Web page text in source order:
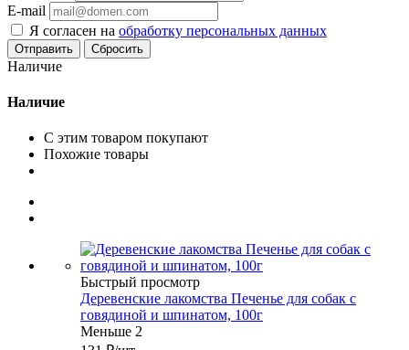
E-mail
Я согласен на обработку персональных данных
Сбросить
Наличие
Наличие
С этим товаром покупают
Похожие товары
Быстрый просмотр
Деревенские лакомства Печенье для собак с
говядиной и шпинатом, 100г
Меньше 2